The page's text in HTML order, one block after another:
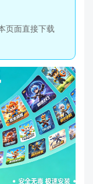
页面直接下载